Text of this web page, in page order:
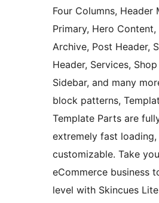
Four Columns, Header
Primary, Hero
Archive, Post Header,
Header, Services,
Sidebar, and many
block patterns,
Template Parts are
extremely fast
customizable. Take
eCommerce business
level with Skincues